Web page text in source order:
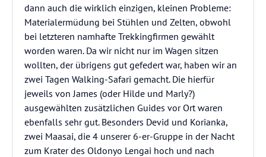
dann auch die wirklich einzigen, kleinen Probleme:
Materialermüdung bei Stühlen und Zelten, obwohl
bei letzteren namhafte Trekkingfirmen gewählt
worden waren. Da wir nicht nur im Wagen sitzen
wollten, der übrigens gut gefedert war, haben wir an
zwei Tagen Walking-Safari gemacht. Die hierfür
jeweils von James (oder Hilde und Marly?)
ausgewählten zusätzlichen Guides vor Ort waren
ebenfalls sehr gut. Besonders Devid und Korianka,
zwei Maasai, die 4 unserer 6-er-Gruppe in der Nacht
zum Krater des Oldonyo Lengai hoch und nach